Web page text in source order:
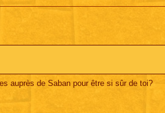
auprès de Saban pour être si sûr de toi?